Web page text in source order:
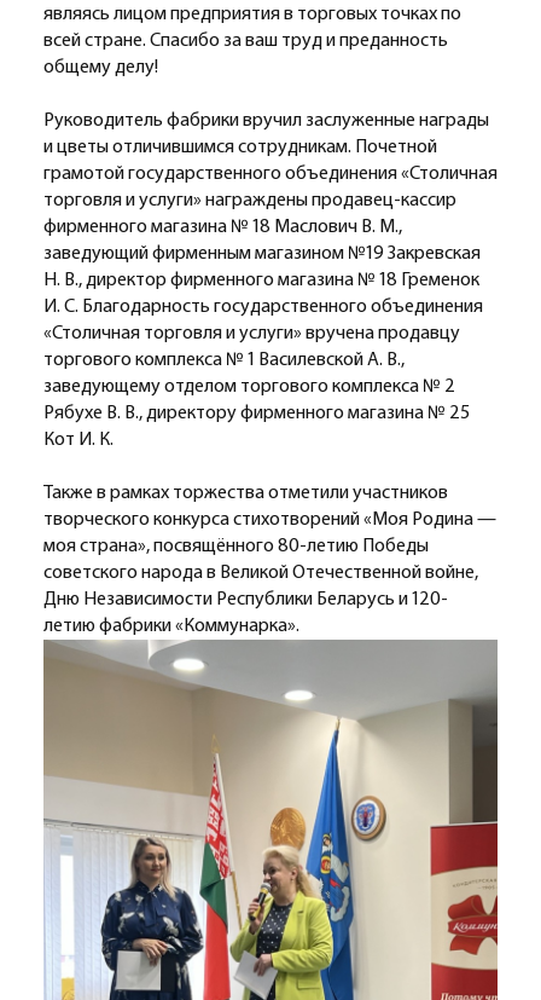
являясь лицом предприятия в торговых точках по
всей стране. Спасибо за ваш труд и преданность
общему делу!
Руководитель фабрики вручил заслуженные награды
и цветы отличившимся сотрудникам. Почетной
грамотой государственного объединения «Столичная
торговля и услуги» награждены продавец-кассир
фирменного магазина № 18 Маслович В. М.,
заведующий фирменным магазином №19 Закревская
Н. В., директор фирменного магазина № 18 Гременок
И. С. Благодарность государственного объединения
«Столичная торговля и услуги» вручена продавцу
торгового комплекса № 1 Василевской А. В.,
заведующему отделом торгового комплекса № 2
Рябухе В. В., директору фирменного магазина № 25
Кот И. К.
Также в рамках торжества отметили участников
творческого конкурса стихотворений «Моя Родина —
моя страна», посвящённого 80-летию Победы
советского народа в Великой Отечественной войне,
Дню Независимости Республики Беларусь и 120-
летию фабрики «Коммунарка».